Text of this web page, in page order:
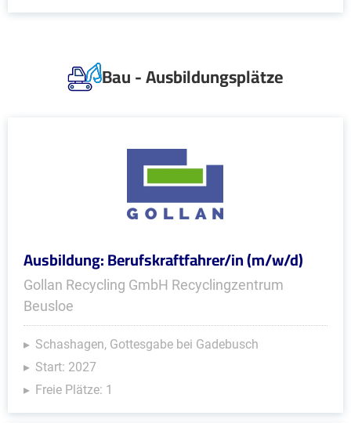
Bau - Ausbildungsplätze
Ausbildung: Berufskraftfahrer/in (m/w/d)
Gollan Recycling GmbH Recyclingzentrum
Beusloe
Schashagen, Gottesgabe bei Gadebusch
Start: 2027
Freie Plätze: 1